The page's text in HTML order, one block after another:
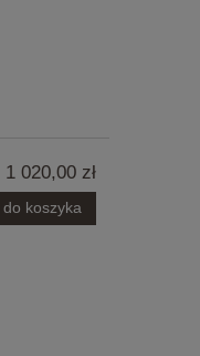
1 020,00 zł
do koszyka